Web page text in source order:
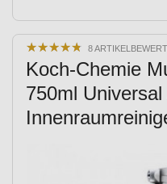
★★★★★
★★★★★ 8
Koch-Chemie
750ml Universal